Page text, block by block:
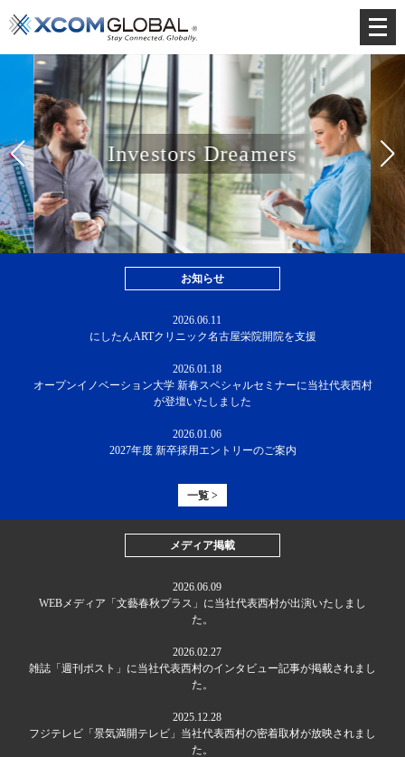
メ
ニ
ュ
ー
を
開
く
Investors Dreamers
お知らせ
2026.06.11
にしたんARTクリニック名古屋栄院開院を支援
2026.01.18
オープンイノベーション大学 新春スペシャルセミナーに当社代表西村
が登壇いたしました
2026.01.06
2027年度 新卒採用エントリーのご案内
一覧 >
メディア掲載
2026.06.09
WEBメディア「文藝春秋プラス」に当社代表西村が出演いたしまし
た。
2026.02.27
雑誌「週刊ポスト」に当社代表西村のインタビュー記事が掲載されまし
た。
2025.12.28
フジテレビ「景気満開テレビ」当社代表西村の密着取材が放映されまし
た。